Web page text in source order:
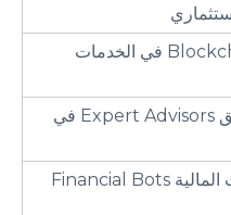
: تطبيقات Blockchain في الخدمات
استخدام وتطبيق Expert Advisors في
: تطبيق الروبوتات المالية Financial Bots